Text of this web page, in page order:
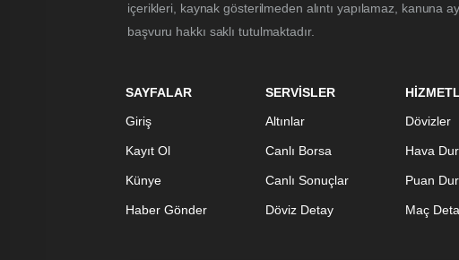
içerikleri, kaynak gösterilmeden alıntı yapılamaz, kanuna
başvuru hakkı saklı tutulmaktadır.
SAYFALAR
Giriş
Kayıt Ol
Künye
Haber Gönder
SERVİSLER
Altınlar
Canlı Borsa
Canlı Sonuçlar
Döviz Detay
Dövizler
Hava
Puan
Maç